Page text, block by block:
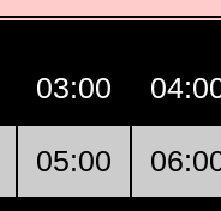
03:00
05:00